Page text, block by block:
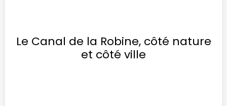
Le Canal de la Robine, côté nature
et côté ville